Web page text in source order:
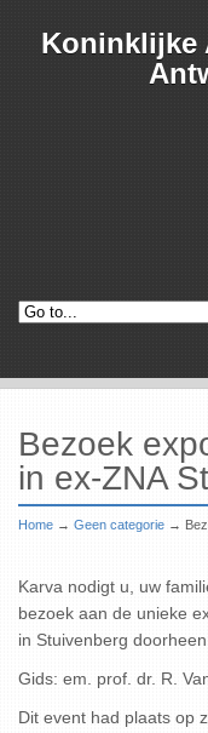
Koninklijke
Bezoek
in ex-ZNA
Home → Geen categorie →
Karva nodigt u, uw
bezoek aan de unieke
in Stuivenberg doorheen
Gids: em. prof. dr. R.
Dit event had plaats op